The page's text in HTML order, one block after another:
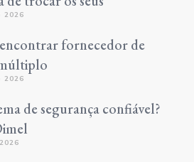
2026
fornecedor de
de segurança confiável?